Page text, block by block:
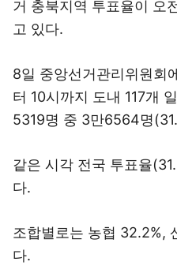
거 충북지역 투표율이 오
고 있다.
8일 중앙선거관리위원회
터 10시까지 도내 117개
5319명 중 3만6564명
같은 시각 전국 투표율
다.
조합별로는 농협 32.2%,
다.